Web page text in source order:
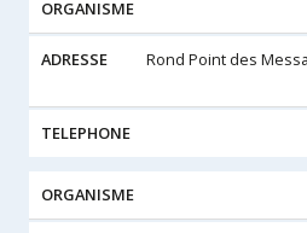
Rond Point des